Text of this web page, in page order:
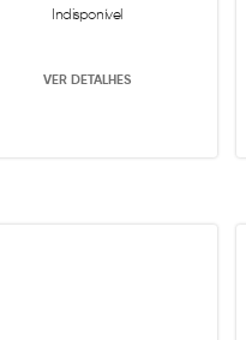
Indisponível
VER DETALHES